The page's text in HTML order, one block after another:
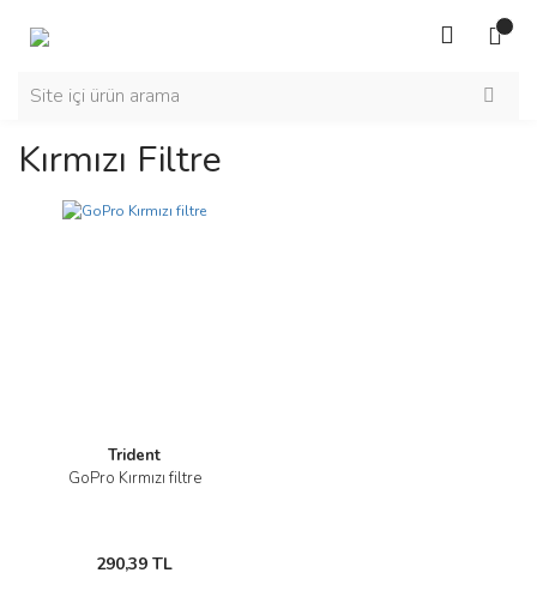
Kırmızı Filtre
Trident
GoPro Kırmızı filtre
290,39 TL